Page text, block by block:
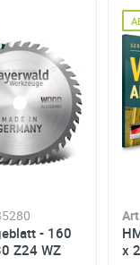
aus dem
abgeschlossener
Detaillierte
- 160
Z24 WZ
x